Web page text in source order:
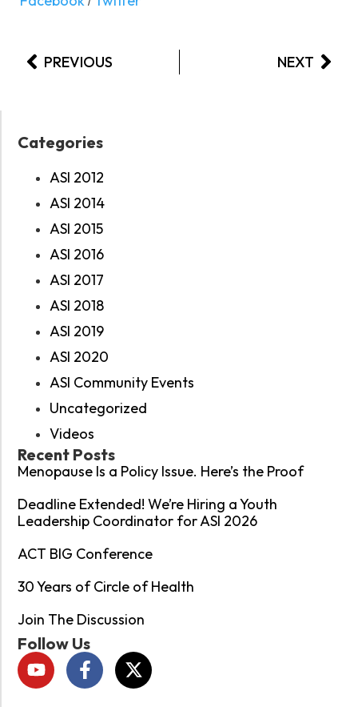
PREVIOUS NEXT
Categories
ASI 2012
ASI 2014
ASI 2015
ASI 2016
ASI 2017
ASI 2018
ASI 2019
ASI 2020
ASI Community Events
Uncategorized
Videos
Recent Posts
Menopause Is a Policy Issue. Here’s the Proof
Deadline Extended! We’re Hiring a Youth
Leadership Coordinator for ASI 2026
ACT BIG Conference
30 Years of Circle of Health
Join The Discussion
Follow Us